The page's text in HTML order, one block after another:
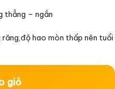
thẳng – ngắn
hao mòn thấp nên tuổi
giỏ